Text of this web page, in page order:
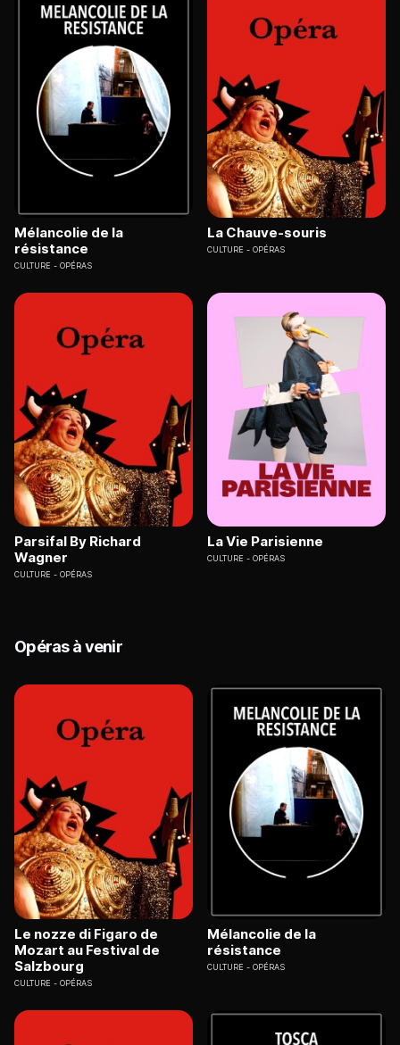
Mélancolie de la
résistance
CULTURE OPÉRAS
La Chauve-souris
CULTURE OPÉRAS
Parsifal By Richard
Wagner
CULTURE OPÉRAS
La Vie Parisienne
CULTURE OPÉRAS
Opéras à venir
Le nozze di Figaro de
Mozart au Festival de
Salzbourg
CULTURE OPÉRAS
Mélancolie de la
résistance
CULTURE OPÉRAS